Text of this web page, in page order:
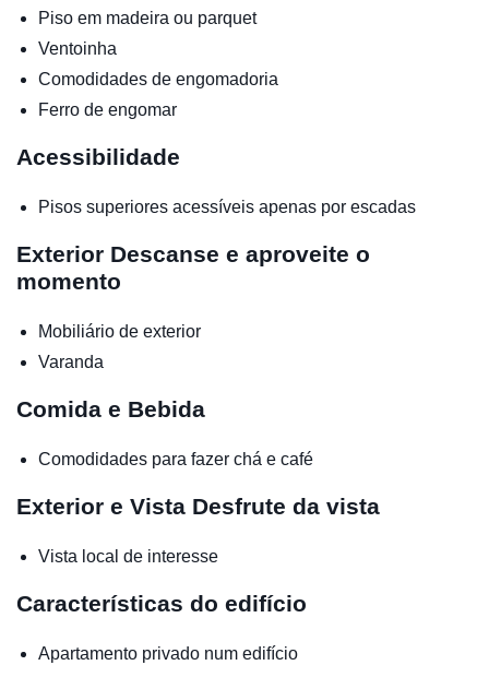
Piso em madeira ou parquet
Ventoinha
Comodidades de engomadoria
Ferro de engomar
Acessibilidade
Pisos superiores acessíveis apenas por escadas
Exterior Descanse e aproveite o
momento
Mobiliário de exterior
Varanda
Comida e Bebida
Comodidades para fazer chá e café
Exterior e Vista Desfrute da vista
Vista local de interesse
Características do edifício
Apartamento privado num edifício